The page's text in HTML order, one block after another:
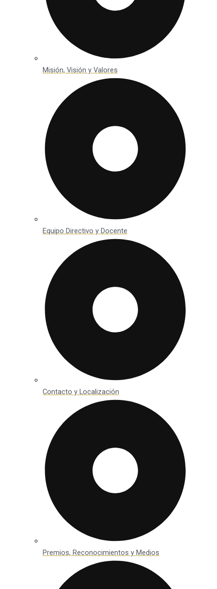
Misión, Visión y Valores
Equipo Directivo y Docente
Contacto y Localización
Premios, Reconocimientos y Medios